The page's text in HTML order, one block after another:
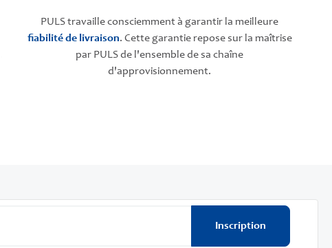
PULS travaille consciemment à garantir la meilleure
fiabilité de livraison. Cette garantie repose sur la maîtrise
par PULS de l'ensemble de sa chaîne
d'approvisionnement.
Inscription